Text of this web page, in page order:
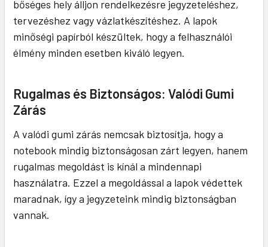
bőséges hely álljon rendelkezésre jegyzeteléshez,
tervezéshez vagy vázlatkészítéshez. A lapok
minőségi papírból készültek, hogy a felhasználói
élmény minden esetben kiváló legyen.
Rugalmas és Biztonságos: Valódi Gumi
Zárás
A valódi gumi zárás nemcsak biztosítja, hogy a
notebook mindig biztonságosan zárt legyen, hanem
rugalmas megoldást is kínál a mindennapi
használatra. Ezzel a megoldással a lapok védettek
maradnak, így a jegyzeteink mindig biztonságban
vannak.